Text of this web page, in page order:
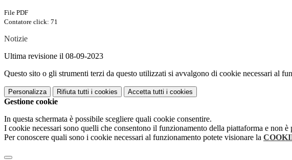
File PDF
Contatore click: 71
Notizie
Ultima revisione il 08-09-2023
Questo sito o gli strumenti terzi da questo utilizzati si avvalgono di cookie necessari al
Personalizza Rifiuta tutti i cookies Accetta tutti i cookies
Gestione cookie
In questa schermata è possibile scegliere quali cookie consentire.
I cookie necessari sono quelli che consentono il funzionamento della piattaforma e non
Per conoscere quali sono i cookie necessari al funzionamento potete visionare la